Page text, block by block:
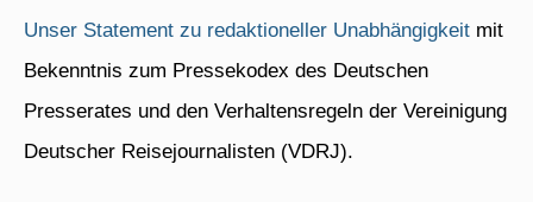
Unser Statement zu redaktioneller Unabhängigkeit mit
Bekenntnis zum Pressekodex des Deutschen
Presserates und den Verhaltensregeln der Vereinigung
Deutscher Reisejournalisten (VDRJ).